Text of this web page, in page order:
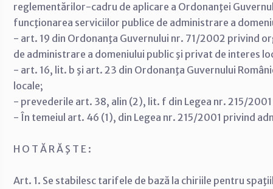
reglementărilor-cadru de aplicare a Ordonanţei
funcţionarea serviciilor publice de administrare a
- art. 19 din Ordonanţa Guvernului nr. 71/2002 privind
de administrare a domeniului public şi privat de interes
- art. 16, lit. b şi art. 23 din Ordonanţa Guvernului
locale;
- prevederile art. 38, alin (2), lit. f din Legea nr. 215/
- În temeiul art. 46 (1), din Legea nr. 215/2001 privind
H O T Ă R Ă Ş T E :
Art. 1. Se stabilesc tarifele de bază la chiriile pentru